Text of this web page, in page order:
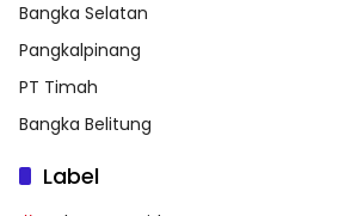
Bangka Selatan
Pangkalpinang
PT Timah
Bangka Belitung
Label